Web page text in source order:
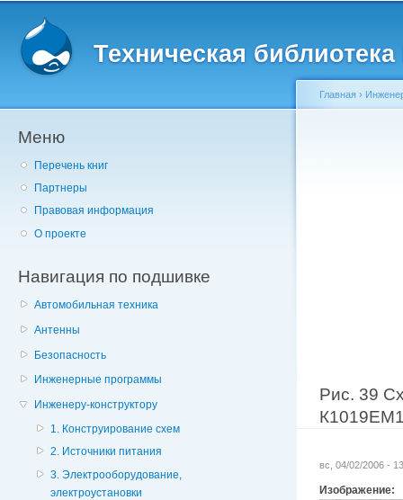
Техническая
Меню
Перечень книг
Партнеры
Правовая информация
О проекте
Навигация по подшивке
Автомобильная техника
Антенны
Безопасность
Инженерные программы
Инженеру-конструктору
1. Конструирование схем
2. Источники питания
3. Электрооборудование,
электроустановки
Главная ›
Рис. 39
вс, 04/02/2006 -
Изображение: